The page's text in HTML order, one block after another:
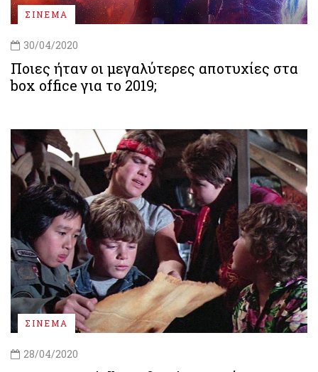
ΣΙΝΕΜΑ
30/04/2020
Ποιες ήταν οι μεγαλύτερες αποτυχίες στα
box office για το 2019;
ΣΙΝΕΜΑ
28/04/2020